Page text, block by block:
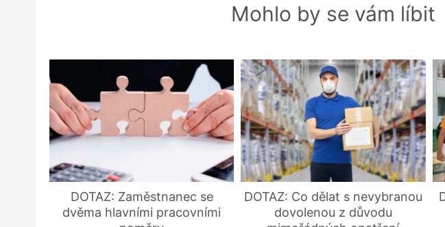
Mohlo by se vám líbit
DOTAZ: Zaměstnanec se
dvěma hlavními pracovními
DOTAZ: Co dělat s nevybranou
dovolenou z důvodu